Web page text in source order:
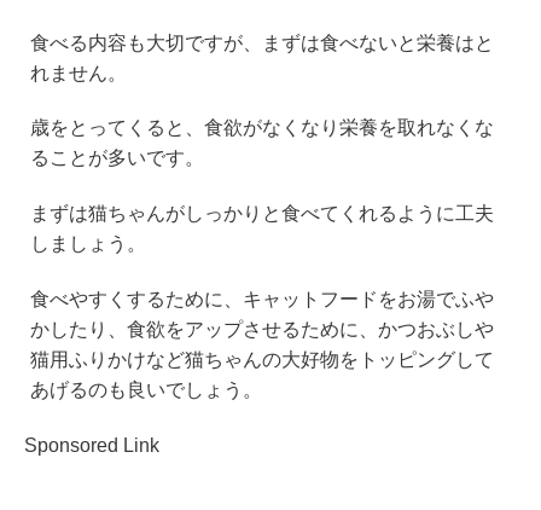
食べる内容も大切ですが、まずは食べないと栄養はと
れません。
歳をとってくると、食欲がなくなり栄養を取れなくな
ることが多いです。
まずは猫ちゃんがしっかりと食べてくれるように工夫
しましょう。
食べやすくするために、キャットフードをお湯でふや
かしたり、食欲をアップさせるために、かつおぶしや
猫用ふりかけなど猫ちゃんの大好物をトッピングして
あげるのも良いでしょう。
Sponsored Link